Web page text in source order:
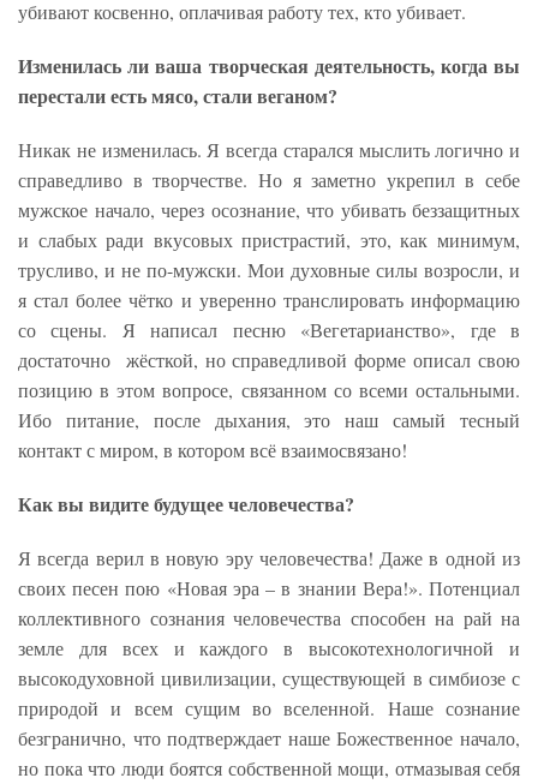
убивают косвенно, оплачивая работу тех, кто убивает.
Изменилась ли ваша творческая деятельность, когда вы
перестали есть мясо, стали веганом?
Никак не изменилась. Я всегда старался мыслить логично и
справедливо в творчестве. Но я заметно укрепил в себе
мужское начало, через осознание, что убивать беззащитных
и слабых ради вкусовых пристрастий, это, как минимум,
трусливо, и не по-мужски. Мои духовные силы возросли, и
я стал более чётко и уверенно транслировать информацию
со сцены. Я написал песню «Вегетарианство», где в
достаточно жёсткой, но справедливой форме описал свою
позицию в этом вопросе, связанном со всеми остальными.
Ибо питание, после дыхания, это наш самый тесный
контакт с миром, в котором всё взаимосвязано!
Как вы видите будущее человечества?
Я всегда верил в новую эру человечества! Даже в одной из
своих песен пою «Новая эра – в знании Вера!». Потенциал
коллективного сознания человечества способен на рай на
земле для всех и каждого в высокотехнологичной и
высокодуховной цивилизации, существующей в симбиозе с
природой и всем сущим во вселенной. Наше сознание
безгранично, что подтверждает наше Божественное начало,
но пока что люди боятся собственной мощи, отмазывая себя